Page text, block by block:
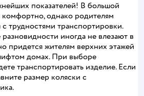
показателей! В большой
однако родителям
с трудностями транспортировки.
иногда не влезают в
придется жителям верхних этажей
домах. При выборе
транспортировать изделие. Если
размер коляски с